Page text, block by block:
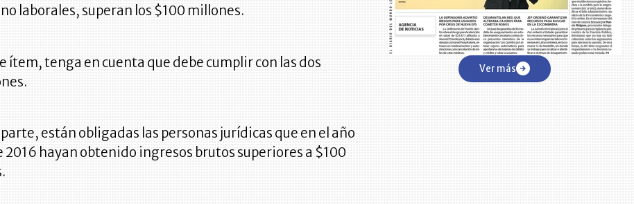
laborales, superan los $100 millones.
ítem, tenga en cuenta que debe cumplir con las dos
están obligadas las personas jurídicas que en el año
2016 hayan obtenido ingresos brutos superiores a $100
Ver más